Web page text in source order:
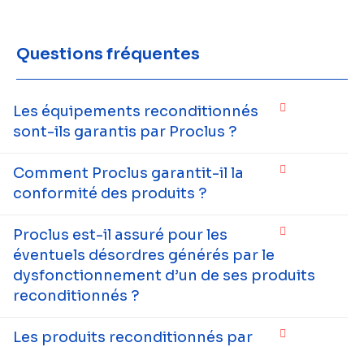
Questions fréquentes
Les équipements reconditionnés
sont-ils garantis par Proclus ?
Comment Proclus garantit-il la
conformité des produits ?
Proclus est-il assuré pour les
éventuels désordres générés par le
dysfonctionnement d’un de ses produits
reconditionnés ?
Les produits reconditionnés par